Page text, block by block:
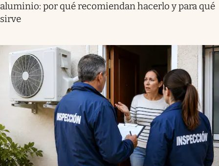
aluminio: por qué recomiendan hacerlo y para qué
sirve